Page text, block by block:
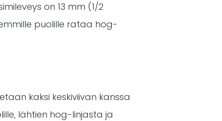
on 13 mm (1/2
puolille rataa hog-
kaksi keskiviivan kanssa
lähtien hog-linjasta ja